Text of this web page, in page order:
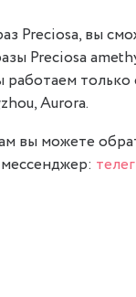
Preciosa, вы
Preciosa
работаем
Aurora.
вы можете